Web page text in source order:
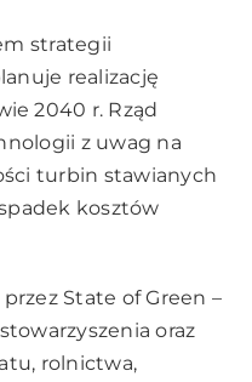
strategii
realizację
2040 r. Rząd
z uwag na
turbin stawianych
kosztów
State of Green –
oraz
rolnictwa,